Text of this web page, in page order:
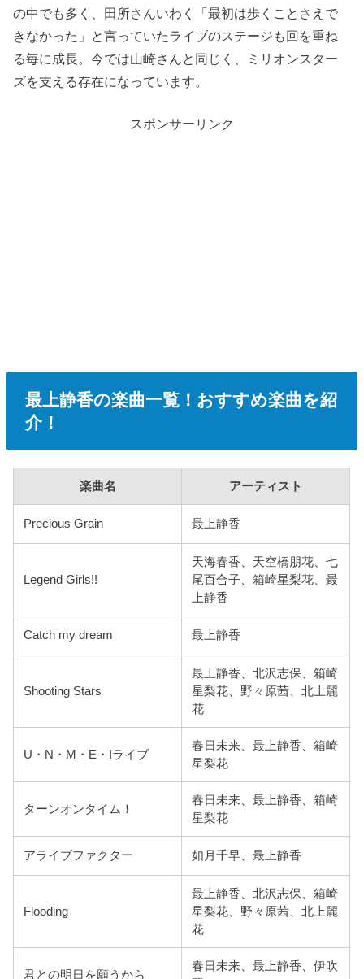
の中でも多く、田所さんいわく「最初は歩くことさえで
きなかった」と言っていたライブのステージも回を重ね
る毎に成長。今では山崎さんと同じく、ミリオンスター
ズを支える存在になっています。
スポンサーリンク
最上静香の楽曲一覧！おすすめ楽曲を紹
介！
楽曲名 アーティスト
Precious Grain 最上静香
Legend Girls!!
天海春香、天空橋朋花、七
尾百合子、箱崎星梨花、最
上静香
Catch my dream 最上静香
Shooting Stars
最上静香、北沢志保、箱崎
星梨花、野々原茜、北上麗
花
U・N・M・E・Iライブ
春日未来、最上静香、箱崎
星梨花
ターンオンタイム！
春日未来、最上静香、箱崎
星梨花
アライブファクター 如月千早、最上静香
Flooding
最上静香、北沢志保、箱崎
星梨花、野々原茜、北上麗
花
君との明日を願うから
春日未来、最上静香、伊吹